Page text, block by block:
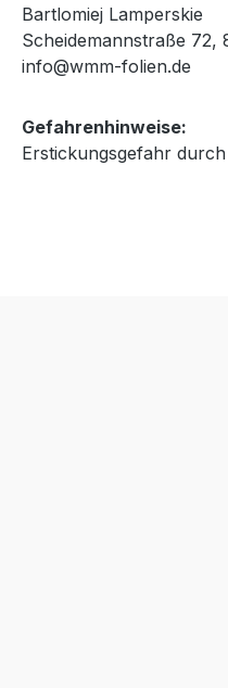
Bartlomiej Lamperskie
Scheidemannstraße 72,
info@wmm-folien.de
Gefahrenhinweise:
Erstickungsgefahr